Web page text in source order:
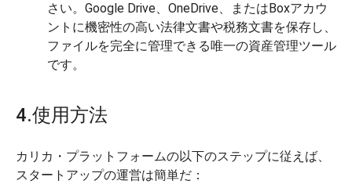
さい。Google Drive、OneDrive、またはBoxアカウ
ントに機密性の高い法律文書や税務文書を保存し、
ファイルを完全に管理できる唯一の資産管理ツール
です。
4.使用方法
カリカ・プラットフォームの以下のステップに従えば、
スタートアップの運営は簡単だ：